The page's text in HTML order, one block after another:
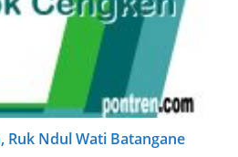
Ruk Ndul Wati Batangane